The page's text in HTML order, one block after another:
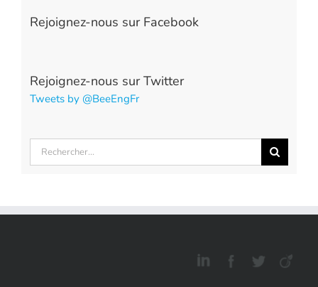
Rejoignez-nous sur Facebook
Rejoignez-nous sur Twitter
Tweets by @BeeEngFr
Rechercher: